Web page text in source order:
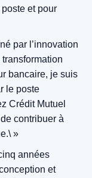
et pour
par l’innovation
bancaire, je suis
le poste
Crédit Mutuel
contribuer à
»
années
et